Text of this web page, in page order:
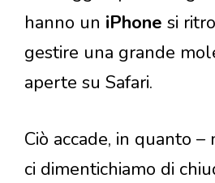
hanno un iPhone si
gestire una grande
aperte su Safari.
Ciò accade, in quanto
ci dimentichiamo di